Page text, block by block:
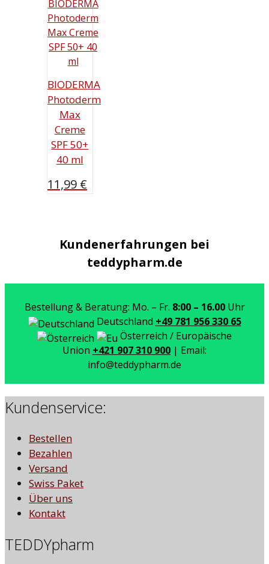
BIODERMA
Photoderm
Max
Creme
SPF 50+
40 ml
11,99 €
Kundenerfahrungen bei
teddypharm.de
Bestellung & Beratung: Mo. – Fr. 8:00 – 16.00Uhr
Deutschland +49 781 956 330 65
Österreich / Europäische
Union +421 907 310 900 | Email:
info@teddypharm.de
Kundenservice:
Bestellen
Bezahlen
Versand
Swiss Paket
Über uns
Kontakt
TEDDYpharm